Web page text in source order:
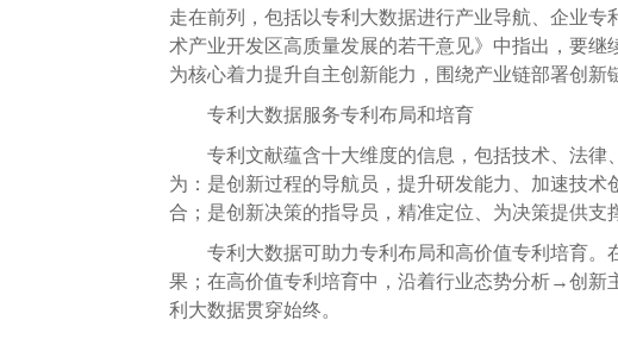
走在前列，包括以专利大数据进行产业导航、企业
术产业开发区高质量发展的若干意见》中指出，要继
为核心着力提升自主创新能力，围绕产业链部署创
专利大数据服务专利布局和培育
专利文献蕴含十大维度的信息，包括技术、法律
为：是创新过程的导航员，提升研发能力、加速技
合；是创新决策的指导员，精准定位、为决策提供支
专利 大数据可助力专利布局和高价值专利培育。
果；在高价值专利培育中，沿着行业态势分析→创
利大数据贯穿始终。